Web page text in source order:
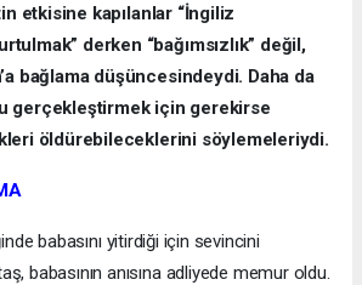
etkisine kapılanlar “İngiliz
derken “bağımsızlık” değil,
bağlama düşüncesindeydi. Daha da
gerçekleştirmek için gerekirse
öldürebileceklerini söylemeleriydi.
babasını yitirdiği için sevincini
babasının anısına adliyede memur oldu.